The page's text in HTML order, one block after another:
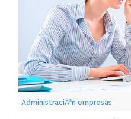
AdministraciÃ³n empresas